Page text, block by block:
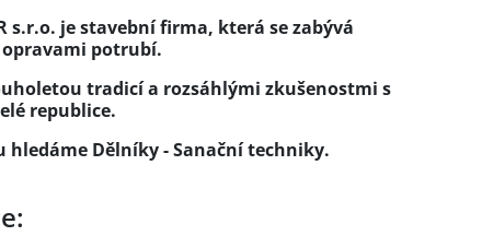
s.r.o. je stavební firma, která se zabývá
potrubí.
tradicí a rozsáhlými zkušenostmi s
republice.
hledáme Dělníky - Sanační techniky.